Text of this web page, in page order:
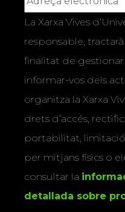
La Xarxa Vives
responsable,
finalitat de gestionar
informar-vos dels
organitza la Xarxa
drets d’accés,
portabilitat,
per mitjans físics o
consultar la
detallada sobre